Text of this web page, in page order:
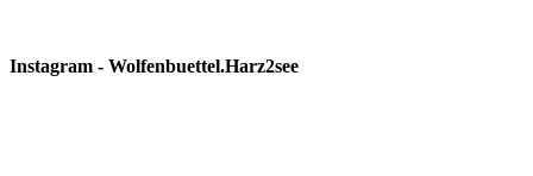
Instagram - Wolfenbuettel.Harz2see